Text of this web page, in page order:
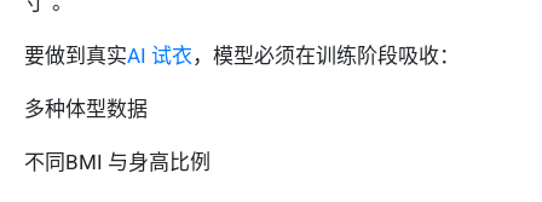
要做到真实AI 试衣 ，模型必须在训练阶段吸收：
多种体型数据
不同BMI 与身高比例